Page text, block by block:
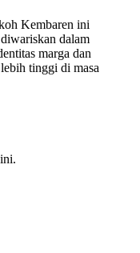
Kembaren ini
dalam
marga dan
tinggi di masa